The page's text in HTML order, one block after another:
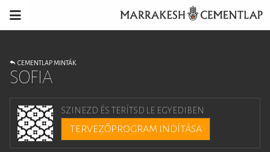
CEMENTLAP MINTÁK
SOFIA
SZINEZD ÉS TERÍTSD LE EGYEDIBEN
TERVEZŐPROGRAM INDÍTÁSA